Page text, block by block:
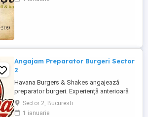
Căutăm un grătaragiu pentru grătar pe
Angajam Preparator Burgeri Sector
2
Havana Burgers & Shakes angajează
preparator burgeri. Experiență anterioară
în burger shop fast-food OBLIGATORIE
Persoană rapidă, serioasă și organizată
Sector 2, Bucuresti
1 ianuarie